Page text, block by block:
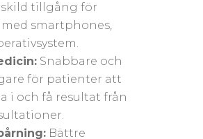
tillgång för
smartphones,
Snabbare och
för patienter att
i och få resultat från
Bättre